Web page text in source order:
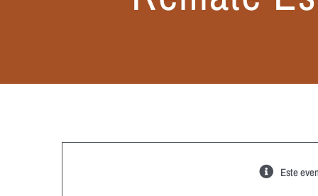
Este